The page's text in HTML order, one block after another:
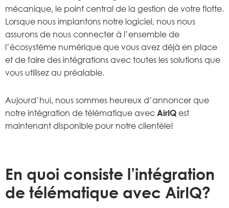
mécanique, le point central de la gestion de votre flotte.
Lorsque nous implantons notre logiciel, nous nous
assurons de nous connecter à l’ensemble de
l’écosystème numérique que vous avez déjà en place
et de faire des intégrations avec toutes les solutions que
vous utilisez au préalable.
Aujourd’hui, nous sommes heureux d’annoncer que
notre intégration de télématique avec AirIQ est
maintenant disponible pour notre clientèle!
En quoi consiste l’intégration
de télématique avec AirIQ?